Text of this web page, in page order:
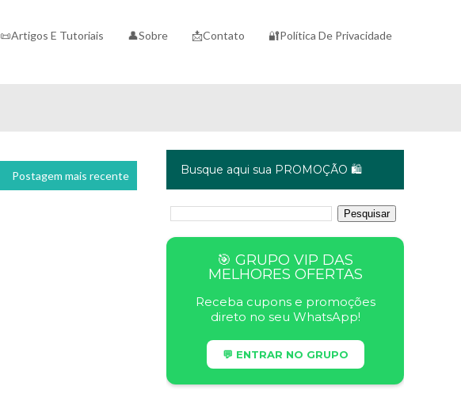
📜Artigos E Tutoriais 👤Sobre 📩Contato 🔐Política De Privacidade
Postagem mais recente
Busque aqui sua PROMOÇÃO 🛍️
🎯 GRUPO VIP DAS
MELHORES OFERTAS
Receba cupons e promoções
direto no seu WhatsApp!
💬 ENTRAR NO GRUPO